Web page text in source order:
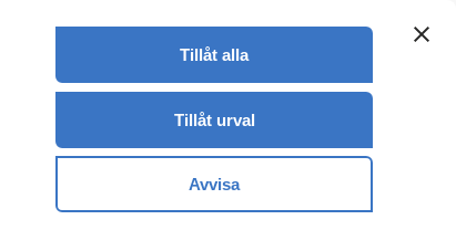
Tillåt alla
Tillåt urval
Avvisa